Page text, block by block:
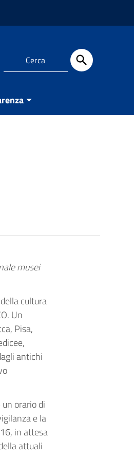
musei
cultura
Un
Pisa,
antichi
orario di
e la
in attesa
attuali